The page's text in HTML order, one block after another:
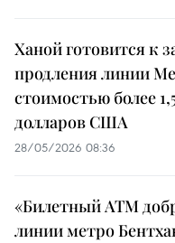
Ханой готовится к
продления линии
стоимостью более
долларов США
28/05/2026 08:36
«Билетный ATM
линии метро